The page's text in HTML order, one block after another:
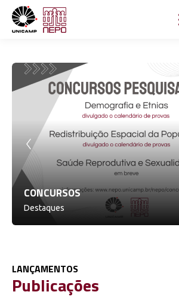
CONCURSOS
Destaques
LANÇAMENTOS
Publicações